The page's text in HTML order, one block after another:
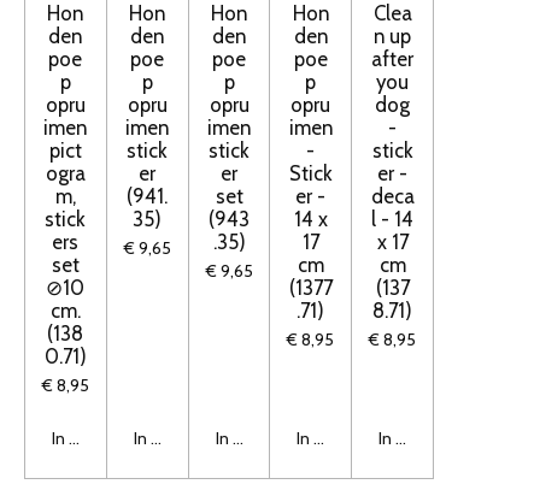
Hon
den
poe
p
opru
imen
pict
ogra
m,
stick
ers
set
⊘10
cm.
(138
0.71)
€ 8,95
In winkelwagen
Hon
den
poe
p
opru
imen
stick
er
(941.
35)
€ 9,65
In winkelwagen
Hon
den
poe
p
opru
imen
stick
er
set
(943
.35)
€ 9,65
In winkelwagen
Hon
den
poe
p
opru
imen
-
Stick
er -
14 x
17
cm
(1377
.71)
€ 8,95
In winkelwagen
Clea
n up
after
you
dog
-
stick
er -
deca
l - 14
x 17
cm
(137
8.71)
€ 8,95
In winkelwagen